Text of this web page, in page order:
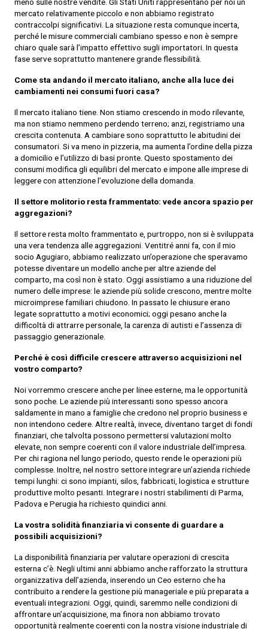
mercato relativamente piccolo e non abbiamo registrato
contraccolpi significativi. La situazione resta comunque incerta,
perché le misure commerciali cambiano spesso e non è sempre
chiaro quale sarà l’impatto effettivo sugli importatori. In questa
fase serve soprattutto mantenere grande flessibilità.
Come sta andando il mercato italiano, anche alla luce dei
cambiamenti nei consumi fuori casa?
Il mercato italiano tiene. Non stiamo crescendo in modo rilevante,
ma non stiamo nemmeno perdendo terreno; anzi, registriamo una
crescita contenuta. A cambiare sono soprattutto le abitudini dei
consumatori. Si va meno in pizzeria, ma aumenta l’ordine della pizza
a domicilio e l’utilizzo di basi pronte. Questo spostamento dei
consumi modifica gli equilibri del mercato e impone alle imprese di
leggere con attenzione l’evoluzione della domanda.
Il settore molitorio resta frammentato: vede ancora spazio per
aggregazioni?
Il settore resta molto frammentato e, purtroppo, non si è sviluppata
una vera tendenza alle aggregazioni. Ventitré anni fa, con il mio
socio Agugiaro, abbiamo realizzato un’operazione che speravamo
potesse diventare un modello anche per altre aziende del
comparto, ma così non è stato. Oggi assistiamo a una riduzione del
numero delle imprese: le aziende più solide crescono, mentre molte
microimprese familiari chiudono. In passato le chiusure erano
legate soprattutto a motivi economici; oggi pesano anche la
difficoltà di attrarre personale, la carenza di autisti e l’assenza di
passaggio generazionale.
Perché è così difficile crescere attraverso acquisizioni nel
vostro comparto?
Noi vorremmo crescere anche per linee esterne, ma le opportunità
sono poche. Le aziende più interessanti sono spesso ancora
saldamente in mano a famiglie che credono nel proprio business e
non intendono cedere. Altre realtà, invece, diventano target di fondi
finanziari, che talvolta possono permettersi valutazioni molto
elevate, non sempre coerenti con il valore industriale dell’impresa.
Per chi ragiona nel lungo periodo, questo rende le operazioni più
complesse. Inoltre, nel nostro settore integrare un’azienda richiede
tempi lunghi: ci sono impianti, silos, fabbricati, logistica e strutture
produttive molto pesanti. Integrare i nostri stabilimenti di Parma,
Padova e Perugia ha richiesto quindici anni.
La vostra solidità finanziaria vi consente di guardare a
possibili acquisizioni?
La disponibilità finanziaria per valutare operazioni di crescita
esterna c’è. Negli ultimi anni abbiamo anche rafforzato la struttura
organizzativa dell’azienda, inserendo un Ceo esterno che ha
contribuito a rendere la gestione più manageriale e più preparata a
eventuali integrazioni. Oggi, quindi, saremmo nelle condizioni di
affrontare un’acquisizione, ma finora non abbiamo trovato
opportunità realmente coerenti con la nostra visione industriale di